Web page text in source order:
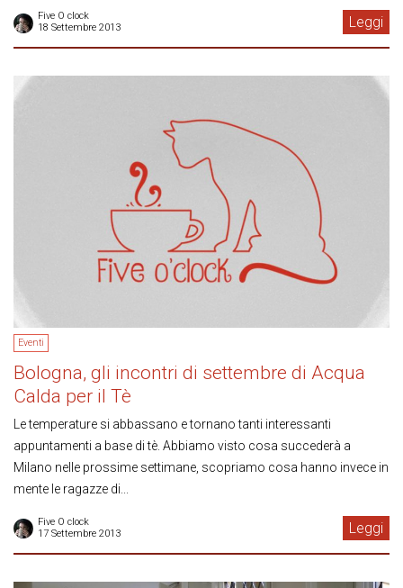
Five O clock
18 Settembre 2013
Leggi
Eventi
Bologna, gli incontri di settembre di Acqua
Calda per il Tè
Le temperature si abbassano e tornano tanti interessanti
appuntamenti a base di tè. Abbiamo visto cosa succederà a
Milano nelle prossime settimane, scopriamo cosa hanno invece in
mente le ragazze di...
Five O clock
17 Settembre 2013
Leggi